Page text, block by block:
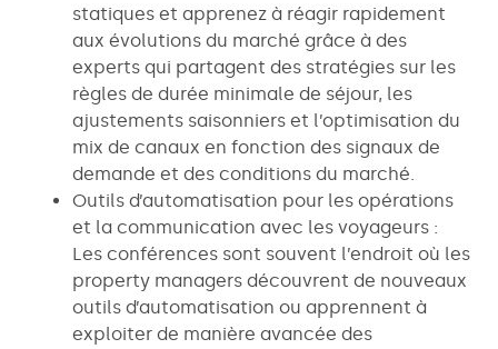
statiques et apprenez à réagir rapidement
aux évolutions du marché grâce à des
experts qui partagent des stratégies sur les
règles de durée minimale de séjour, les
ajustements saisonniers et l’optimisation du
mix de canaux en fonction des signaux de
demande et des conditions du marché.
Outils d’automatisation pour les opérations
et la communication avec les voyageurs :
Les conférences sont souvent l’endroit où les
property managers découvrent de nouveaux
outils d’automatisation ou apprennent à
exploiter de manière avancée des